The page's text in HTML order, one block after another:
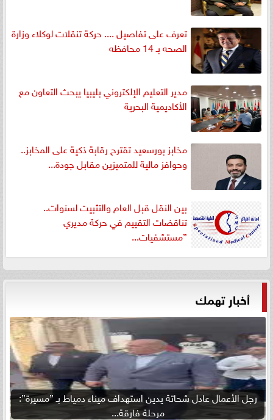
تعرف على تفاصيل .... حركة تنقلات لوكلاء وزارة
الصحه بـ 14 محافظه
مدير التعليم الإلكتروني بليبيا يبحث التعاون مع
الأكاديمية البحرية
مخابز بورسعيد تقترح رقابة ذكية على المخابز..
وحوافز مالية للمتميزين مقابل جودة...
بين النقل قبل العام والتثبيت لسنوات..
تناقضات التقييم في حركة مديري
”مستشفيات...
أخبار تهمك
رجل الأعمال عادل شحاتة يدين استهداف ميناء دمياط بـ ”مسيرة”:
مرحلة فارقة...